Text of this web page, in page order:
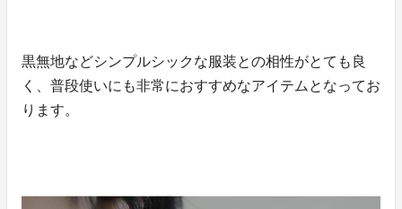
黒無地などシンプルシックな服装との相性がとても良
く、普段使いにも非常におすすめなアイテムとなってお
ります。